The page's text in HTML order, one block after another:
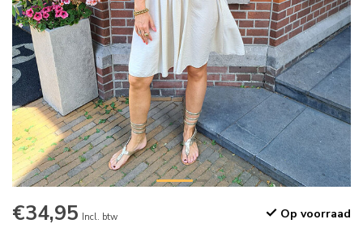
€34,95 Incl. btw Op voorraad